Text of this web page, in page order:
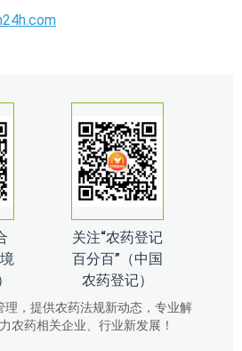
关注“农药登记
百分百”（中国
农药登记）
理，提供农药法规新动态，专业解
农药相关企业、行业新发展！